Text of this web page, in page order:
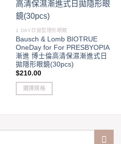
1 DAY日拋型隱形眼鏡
Bausch & Lomb BIOTRUE
OneDay for For PRESBYOPIA
漸進 博士倫高清保濕漸進式日
拋隱形眼鏡(30pcs)
$210.00
選擇規格
multiple